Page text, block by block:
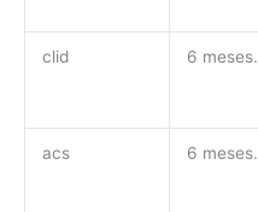
clid 6 meses.
acs 6 meses.